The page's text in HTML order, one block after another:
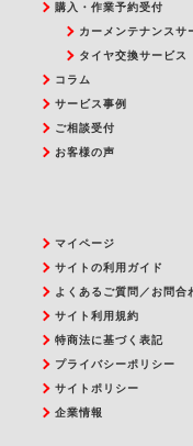
購入・作業予約受付
カーメンテナンスサ
タイヤ交換サービス
コラム
サービス事例
ご相談受付
お客様の声
マイページ
サイトの利用ガイド
よくあるご質問／お問合
サイト利用規約
特商法に基づく表記
プライバシーポリシー
サイトポリシー
企業情報